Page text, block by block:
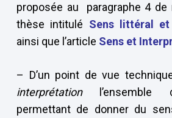
proposée au paragraphe 4 de
thèse intitulé Sens littéral
ainsi que l’article Sens et
– D’un point de vue
interprétationl’ensemble
permettant de donner du